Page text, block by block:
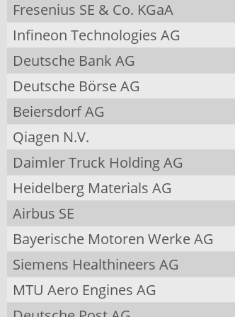
Fresenius SE & Co. KGaA
Infineon Technologies AG
Deutsche Bank AG
Deutsche Börse AG
Beiersdorf AG
Qiagen N.V.
Daimler Truck Holding AG
Heidelberg Materials AG
Airbus SE
Bayerische Motoren Werke AG
Siemens Healthineers AG
MTU Aero Engines AG